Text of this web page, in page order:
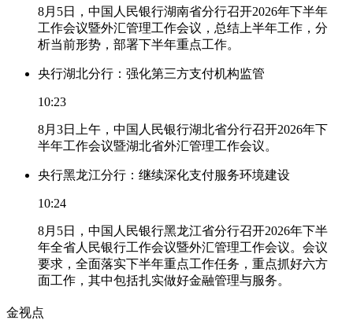
8月5日，中国人民银行湖南省分行召开2026年下半年
工作会议暨外汇管理工作会议，总结上半年工作，分
析当前形势，部署下半年重点工作。
央行湖北分行：强化第三方支付机构监管
10:23
8月3日上午，中国人民银行湖北省分行召开2026年下
半年工作会议暨湖北省外汇管理工作会议。
央行黑龙江分行：继续深化支付服务环境建设
10:24
8月5日，中国人民银行黑龙江省分行召开2026年下半
年全省人民银行工作会议暨外汇管理工作会议。会议
要求，全面落实下半年重点工作任务，重点抓好六方
面工作，其中包括扎实做好金融管理与服务。
金视点